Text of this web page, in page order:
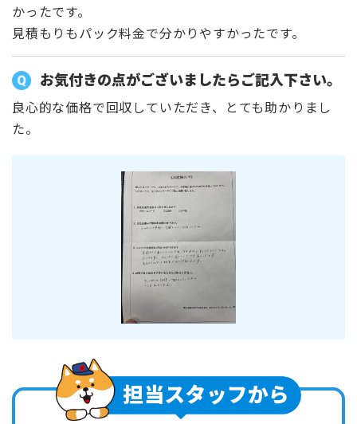
かったです。
見積もりもパック料金で分かりやすかったです。
お気付きの点がございましたらご記入下さい。
良心的な価格で回収していただき、とても助かりまし
た。